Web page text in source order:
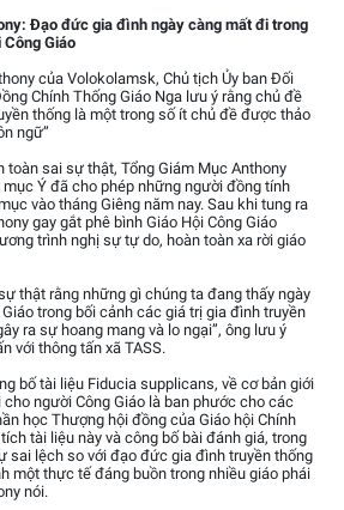
Đạo đức gia đình ngày càng mất đi trong
Giáo
của Volokolamsk, Chủ tịch Ủy ban Đối
Chính Thống Giáo Nga lưu ý rằng chủ đề
thống là một trong số ít chủ đề được thảo
ngữ”
toàn sai sự thật, Tổng Giám Mục Anthony
Ý đã cho phép những người đồng tính
vào tháng Giêng năm nay. Sau khi tung ra
gay gắt phê bình Giáo Hội Công Giáo
trình nghị sự tự do, hoàn toàn xa rời giáo
thật rằng những gì chúng ta đang thấy ngày
trong bối cảnh các giá trị gia đình truyền
ra sự hoang mang và lo ngại”, ông lưu ý
với thông tấn xã TASS.
bố tài liệu Fiducia supplicans, về cơ bản giới
người Công Giáo là ban phước cho các
học Thượng hội đồng của Giáo hội Chính
tài liệu này và công bố bài đánh giá, trong
sai lệch so với đạo đức gia đình truyền thống
một thực tế đáng buồn trong nhiều giáo phái
nói.